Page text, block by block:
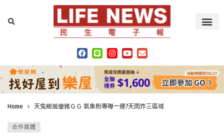
Home 天兔颱風優雅ＧＧ 氣象粉專曝一連7天雨炸三區域
合作媒體